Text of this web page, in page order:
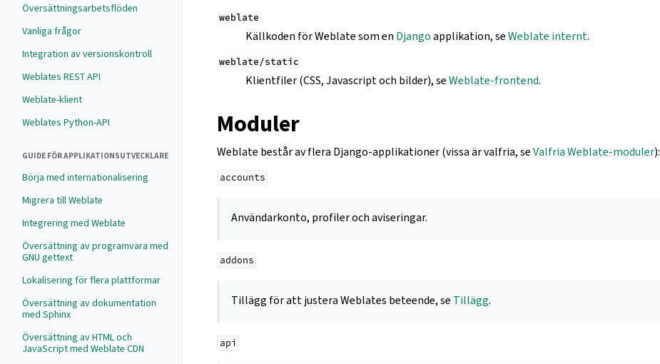
Översättningsarbetsflöden
Vanliga frågor
Integration av versionskontroll
Weblates REST API
Weblate-klient
Weblates Python-API
GUIDE FÖR APPLIKATIONSUTVECKLARE
Börja med internationalisering
Migrera till Weblate
Integrering med Weblate
Översättning av programvara med
GNU gettext
Lokalisering för flera plattformar
Översättning av dokumentation
med Sphinx
Översättning av HTML och
JavaScript med Weblate CDN
weblate
Källkoden för Weblate som en Djangoapplikation, seWeblate internt.
weblate/static
Klientfiler (CSS, Javascript och bilder), seWeblate-frontend.
Moduler
Weblate består av flera Django-applikationer (vissa är valfria, seValfria Weblate-moduler):
accounts
Användarkonto, profiler och aviseringar.
addons
Tillägg för att justera Weblates beteende, se Tillägg.
api